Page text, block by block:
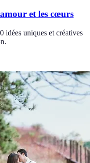
et les cœurs
idées uniques et créatives